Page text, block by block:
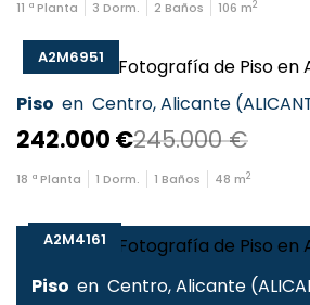
11 ª Planta 3 Dorm. 2 Baños 106 m2
A2M6951
Piso en Centro,Alicante (
245.000 €
242.000 €
18 ª Planta 1 Dorm. 1 Baños 48 m2
A2M4161
Piso en Centro,Alicante (